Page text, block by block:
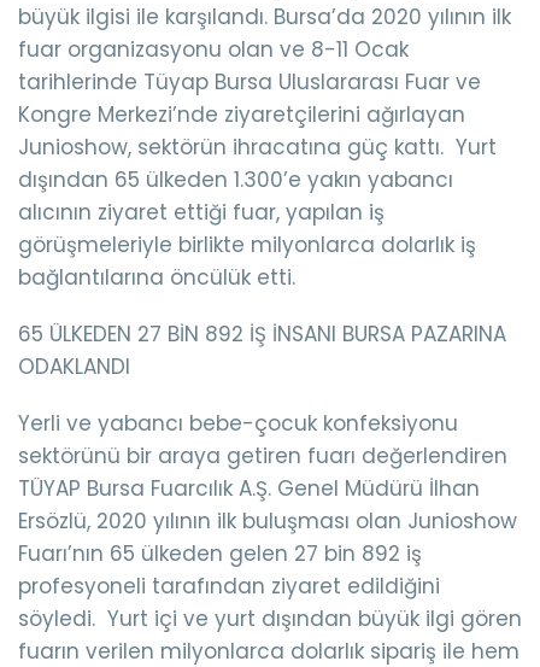
büyük ilgisi ile karşılandı. Bursa’da 2020 yılının ilk
fuar organizasyonu olan ve 8-11 Ocak
tarihlerinde Tüyap Bursa Uluslararası Fuar ve
Kongre Merkezi’nde ziyaretçilerini ağırlayan
Junioshow, sektörün ihracatına güç kattı. Yurt
dışından 65 ülkeden 1.300’e yakın yabancı
alıcının ziyaret ettiği fuar, yapılan iş
görüşmeleriyle birlikte milyonlarca dolarlık iş
bağlantılarına öncülük etti.
65 ÜLKEDEN 27 BİN 892 İŞ İNSANI BURSA PAZARINA
ODAKLANDI
Yerli ve yabancı bebe-çocuk konfeksiyonu
sektörünü bir araya getiren fuarı değerlendiren
TÜYAP Bursa Fuarcılık A.Ş. Genel Müdürü İlhan
Ersözlü, 2020 yılının ilk buluşması olan Junioshow
Fuarı’nın 65 ülkeden gelen 27 bin 892 iş
profesyoneli tarafından ziyaret edildiğini
söyledi. Yurt içi ve yurt dışından büyük ilgi gören
fuarın verilen milyonlarca dolarlık sipariş ile hem